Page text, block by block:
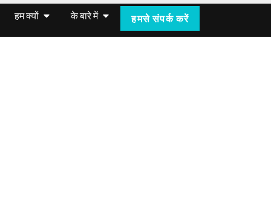
हम क्यों के बारे में हमसे संपर्क करें